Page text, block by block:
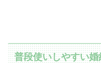
普段使いしやすい